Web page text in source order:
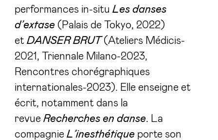
performances in-situ Les danses
d’extase (Palais de Tokyo, 2022)
et DANSER BRUT(Ateliers Médicis-
2021, Triennale Milano-2023,
Rencontres chorégraphiques
internationales-2023). Elle enseigne et
écrit, notamment dans la
revue Recherches en danse. La
compagnie L’inesthétique porte son